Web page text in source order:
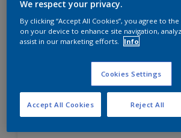
hohe Deckkraft
tönbar auf der
Leichte Anwendung
We respect your privacy.
By clicking “Accept All Cookies”, you agree to
on your device to enhance site navigation,
assist in our marketing efforts.
Info
Cookies Settings
Reject All
Accept All Cookies